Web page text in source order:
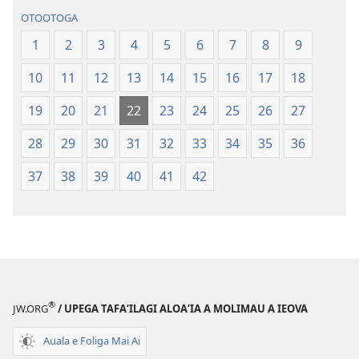
le
Faaliliuga
a
le
Lalolagi
Fou
Faaliliuga
le
Lalolagi
Fou
(Toe
OTOOTOGA
1 2 3 4 5 6 7 8
9
10
11 12 13 14 15 16 17
18
19
20 21 22 23 24 25 26
27
28
29 30 31 32 33 34 35
36
37
38 39 40 41 42
JW.ORG® / UPEGA TAFA‘ILAGI ALOA‘IA A MOLIMAU A IEOVA
Auala e Foliga Mai Ai